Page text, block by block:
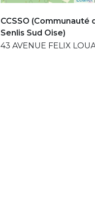
CCSSO (Communauté
Senlis Sud Oise)
43 AVENUE FELIX